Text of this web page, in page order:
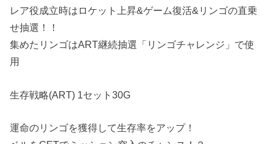
レア役成立時はロケット上昇&ゲーム復活&リンゴの直乗
せ抽選！！
集めたリンゴはART継続抽選「リンゴチャレンジ」で使
用
生存戦略(ART) 1セット30G
運命のリンゴを獲得して生存率をアップ！